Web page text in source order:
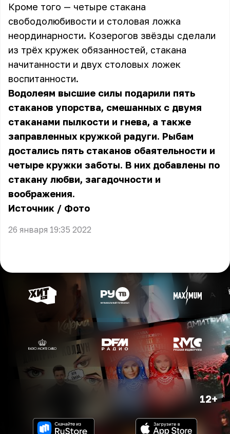
Кроме того — четыре стакана
свободолюбивости и столовая ложка
неординарности. Козерогов звёзды сделали
из трёх кружек обязанностей, стакана
начитанности и двух столовых ложек
воспитанности.
Водолеям высшие силы подарили пять
стаканов упорства, смешанных с двумя
стаканами пылкости и гнева, а также
заправленных кружкой радуги. Рыбам
достались пять стаканов обаятельности и
четыре кружки заботы. В них добавлены по
стакану любви, загадочности и
воображения.
Источник / Фото
26 января 19:35 2022
12+